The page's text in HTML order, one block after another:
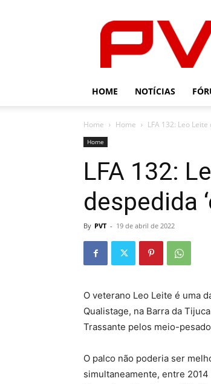
HOME NOTÍCIAS
Home Home LFA 132: Leo
Home
LFA 132:
despedida
By PVT - 19 de abril de 2022
O veterano Leo Leite é uma
Qualistage, na Barra da
Trassante pelos meio-
O palco não poderia ser
simultaneamente, entre